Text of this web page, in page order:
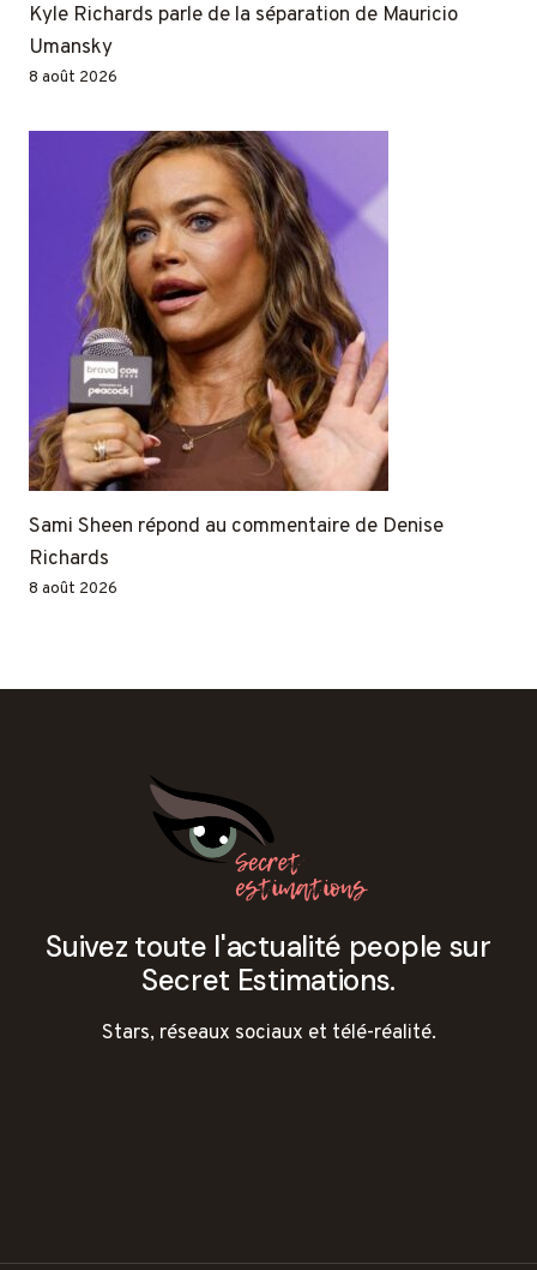
Kyle Richards parle de la séparation de Mauricio
Umansky
8 août 2026
Sami Sheen répond au commentaire de Denise
Richards
8 août 2026
Suivez toute l'actualité people sur
Secret Estimations.
Stars, réseaux sociaux et télé-réalité.